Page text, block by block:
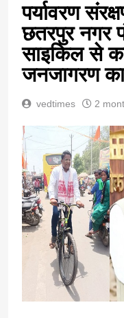
पर्यावरण
छतरपुर नगर
साइकिल से
जनजागरण
vedtimes 2